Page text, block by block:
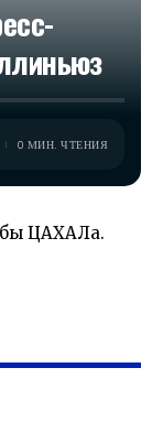
0 МИН. ЧТЕНИЯ
ЦАХАЛа.